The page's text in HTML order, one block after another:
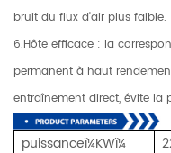
bruit du flux d'air plus faible.
6.Hôte efficace : la
permanent à haut
entraînement direct, évite la
puissanceï¼KWï¼